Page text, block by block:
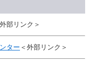
部リンク＞
ター ＜外部リンク＞